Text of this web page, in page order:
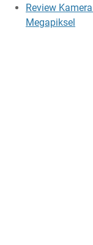
Review
Megapiksel